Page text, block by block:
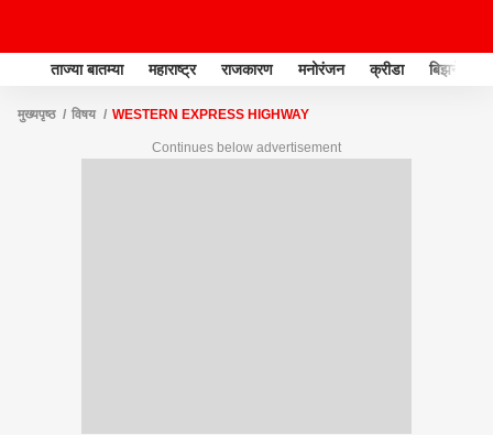
ताज्या बातम्या महाराष्ट्र राजकारण मनोरंजन क्रीडा बिझनेस
मुख्यपृष्ठ विषय WESTERN EXPRESS HIGHWAY
Continues below advertisement